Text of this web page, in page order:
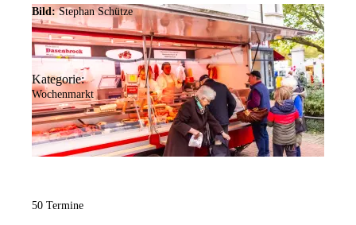
Bild: Stephan Schütze
Kategorie:
Wochenmarkt
50 Termine